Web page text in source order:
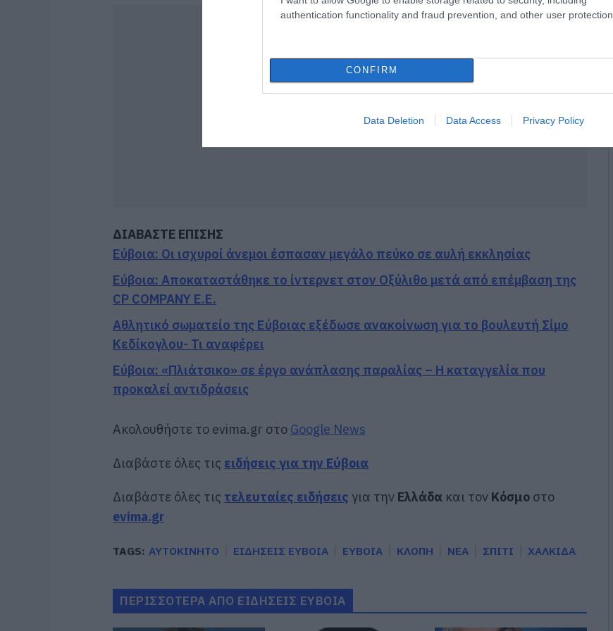
authentication functionality and fraud prevention, and other user protection.
CONFIRM
Data Deletion Data Access Privacy Policy
ΔΙΑΒΑΣΤΕ ΕΠΙΣΗΣ
Εύβοια: Οι ισχυροί άνεμοι έσπασαν μεγάλο πεύκο σε αυλή εκκλησίας
Εύβοια: Αποκαταστάθηκε το ίντερνετ στον Οξύλιθο μετά από επέμβαση της
CP COMPANY Ε.Ε.
Αθλητικό σωματείο της Εύβοιας εξέδωσε ανακοίνωση για το βουλευτή Σίμο
Κεδίκογλου- Τι αναφέρει
Εύβοια: «Πλιάτσικο» σε έργο ανάπλασης παραλίας – Η καταγγελία που
προκαλεί αντιδράσεις
Ακολουθήστε το evima.gr στο Google News
Διαβάστε όλες τις ειδήσεις για την Εύβοια
Διαβάστε όλες τις τελευταίες ειδήσεις για την Ελλάδα και τον Κόσμο στο
evima.gr
TAGS: ΑΥΤΟΚΙΝΗΤΟ ΕΙΔΗΣΕΙΣ ΕΥΒΟΙΑ ΕΥΒΟΙΑ ΚΛΟΠΗ ΝΕΑ ΣΠΙΤΙ ΧΑΛΚΙΔΑ
ΠΕΡΙΣΣΟΤΕΡΑ ΑΠΟ ΕΙΔΗΣΕΙΣ ΕΥΒΟΙΑ